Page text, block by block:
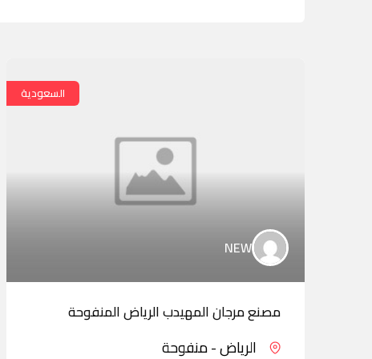
السعودية
NEW
مصنع مرجان المهيدب الرياض المنفوحة
الرياض - منفوحة